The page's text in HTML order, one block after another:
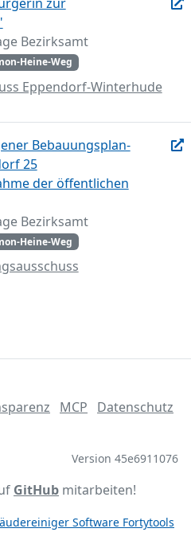
Bezirksamt
Heine-Weg
Eppendorf-Winterhude
Bebauungsplan-
25
der öffentlichen
Bezirksamt
Heine-Weg
MCP
Datenschutz
Version 45e6911076
GitHub mitarbeiten!
Software Fortytools